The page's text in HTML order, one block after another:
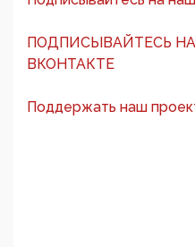
ПОДПИСЫВАЙТЕСЬ
ВКОНТАКТЕ
Поддержать наш